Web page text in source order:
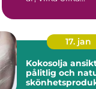
17. jan
Kokosolja
pålitlig och